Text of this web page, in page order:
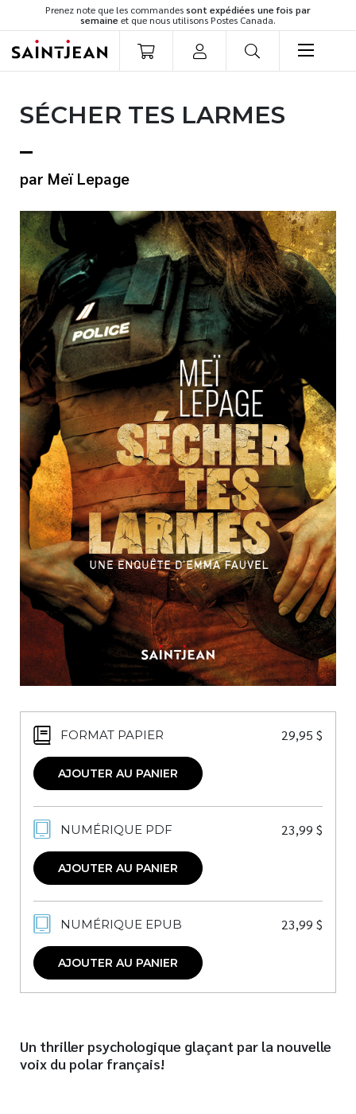
Prenez note que les commandessont expédiées une fois par
semaine et que nous utilisons Postes Canada.
LIVRES
Romans
Développement personnel
Littérature jeunesse
Spiritualité
Famille
Culture générale
Témoignages
Vie pratique
Finances
Nouveautés
Numérique
Livres audio
Meilleurs vendeurs
Page vedette
AUTEURS
À PROPOS
CONTACT
SÉCHER TES LARMES
Meï Lepage
FORMAT PAPIER 29,95 $
AJOUTER AU PANIER
NUMÉRIQUE PDF 23,99 $
AJOUTER AU PANIER
NUMÉRIQUE EPUB 23,99 $
AJOUTER AU PANIER
Un thriller psychologique glaçant par la nouvelle
voix du polar français!